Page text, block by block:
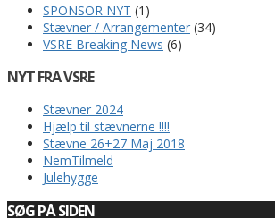
SPONSOR NYT (1)
Stævner / Arrangementer (34)
VSRE Breaking News (6)
NYT FRA VSRE
Stævner 2024
Hjælp til stævnerne !!!!
Stævne 26+27 Maj 2018
NemTilmeld
Julehygge
SØG PÅ SIDEN